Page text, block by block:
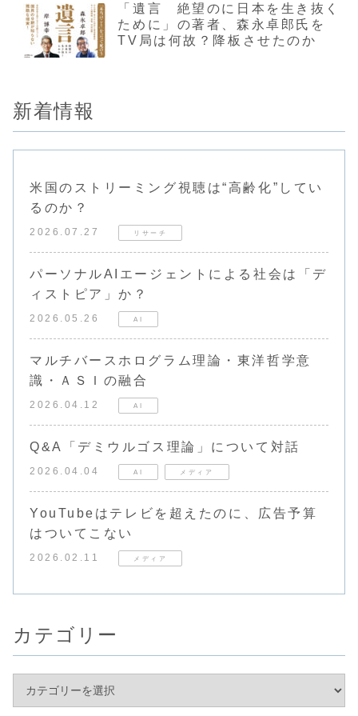
「遺言 絶望のに日本を生き抜く
ために」の著者、森永卓郎氏を
TV局は何故？降板させたのか
新着情報
米国のストリーミング視聴は“高齢化”してい
るのか？
2026.07.27 リサーチ
パーソナルAIエージェントによる社会は「デ
ィストピア」か？
2026.05.26 AI
マルチバースホログラム理論・東洋哲学意
識・ＡＳＩの融合
2026.04.12 AI
Q&A「デミウルゴス理論」について対話
2026.04.04 AI メディア
YouTubeはテレビを超えたのに、広告予算
はついてこない
2026.02.11 メディア
カテゴリー